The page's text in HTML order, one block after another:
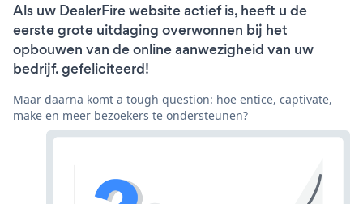
Als uw DealerFire website actief is, heeft u de
eerste grote uitdaging overwonnen bij het
opbouwen van de online aanwezigheid van uw
bedrijf. gefeliciteerd!
Maar daarna komt a tough question: hoe entice, captivate,
make en meer bezoekers te ondersteunen?